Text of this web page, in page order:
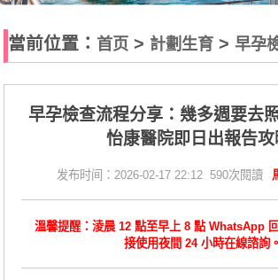
當前位置： 首页 > 計劃生育 >早孕
早孕檢查流程分享：幾多週要去
怡康醫院即日出報告攻
发布时间：2026-02-17 22:12 590次閱讀
溫馨提醒：淩晨 12 點至早上 8 點 WhatsApp
接使用夜間 24 小時在線諮詢。